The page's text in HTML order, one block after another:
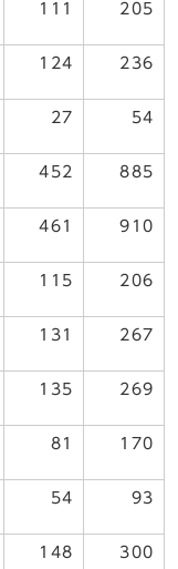
111 205
124 236
27 54
452 885
461 910
115 206
131 267
135 269
81 170
54 93
148 300